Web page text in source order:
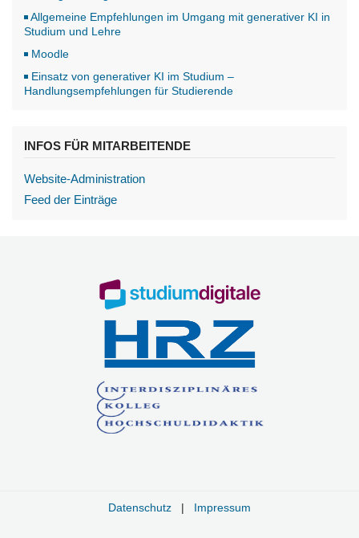
Allgemeine Empfehlungen im Umgang mit generativer KI in
Studium und Lehre
Moodle
Einsatz von generativer KI im Studium –
Handlungsempfehlungen für Studierende
INFOS FÜR MITARBEITENDE
Website-Administration
Feed der Einträge
Datenschutz | Impressum